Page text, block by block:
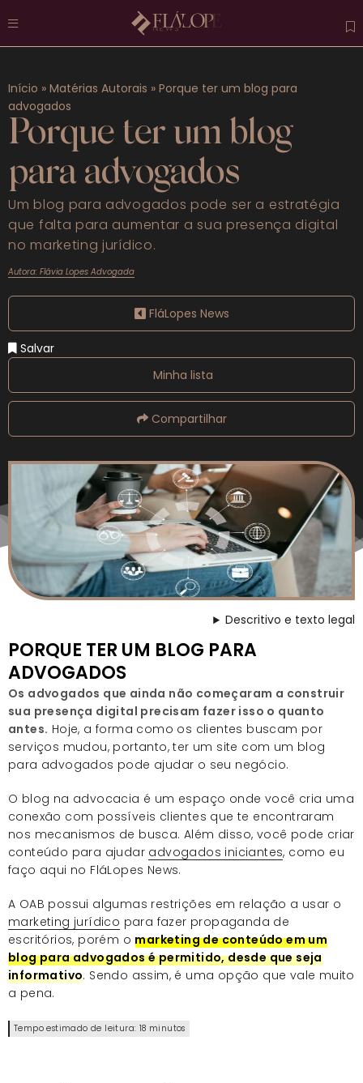
Destaques
Previdenciário
Trabalhista
Penal
Mais categorias
Início » Matérias Autorais » Porque ter um blog para
advogados
Porque ter um blog
para advogados
Um blog para advogados pode ser a estratégia
que falta para aumentar a sua presença digital
no marketing jurídico.
Autora: Flávia Lopes Advogada
FláLopes News
Salvar
Minha lista
Compartilhar
Descritivo e texto legal
PORQUE TER UM BLOG PARA
ADVOGADOS
Os advogados que ainda não começaram a construir
sua presença digital precisam fazer isso o quanto
antes. Hoje, a forma como os clientes buscam por
serviços mudou, portanto, ter um site com um blog
para advogados pode ajudar o seu negócio.
O blog na advocacia é um espaço onde você cria uma
conexão com possíveis clientes que te encontraram
nos mecanismos de busca. Além disso, você pode criar
conteúdo para ajudar advogados iniciantes, como eu
faço aqui no FláLopes News.
A OAB possui algumas restrições em relação a usar o
marketing jurídico para fazer propaganda de
escritórios, porém o marketing de conteúdo em um
blog para advogados é permitido, desde que seja
informativo. Sendo assim, é uma opção que vale muito
a pena.
Tempo estimado de leitura: 18 minutos